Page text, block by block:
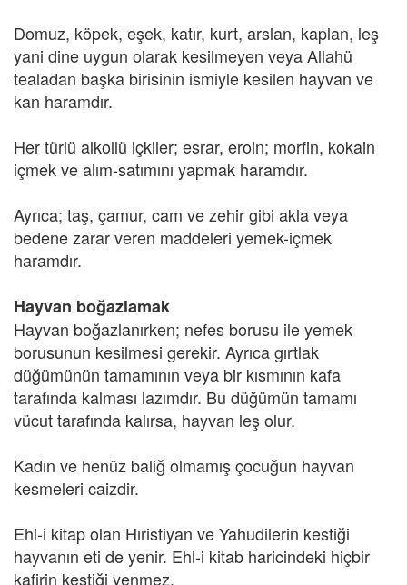
Domuz, köpek, eşek, katır, kurt, arslan, kaplan, leş
yani dine uygun olarak kesilmeyen veya Allahü
tealadan başka birisinin ismiyle kesilen hayvan ve
kan haramdır.
Her türlü alkollü içkiler; esrar, eroin; morfin, kokain
içmek ve alım-satımını yapmak haramdır.
Ayrıca; taş, çamur, cam ve zehir gibi akla veya
bedene zarar veren maddeleri yemek-içmek
haramdır.
Hayvan boğazlamak
Hayvan boğazlanırken; nefes borusu ile yemek
borusunun kesilmesi gerekir. Ayrıca gırtlak
düğümünün tamamının veya bir kısmının kafa
tarafında kalması lazımdır. Bu düğümün tamamı
vücut tarafında kalırsa, hayvan leş olur.
Kadın ve henüz baliğ olmamış çocuğun hayvan
kesmeleri caizdir.
Ehl-i kitap olan Hıristiyan ve Yahudilerin kestiği
hayvanın eti de yenir. Ehl-i kitab haricindeki hiçbir
kafirin kestiği yenmez.